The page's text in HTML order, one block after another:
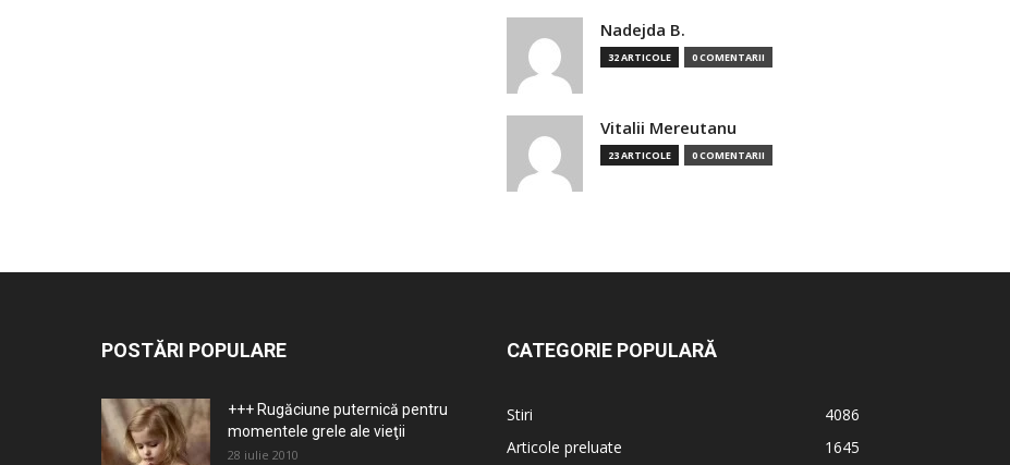
Nadejda B.
32 ARTICOLE 0 COMENTARII
Vitalii Mereutanu
23 ARTICOLE 0 COMENTARII
POSTĂRI POPULARE
+++ Rugăciune puternică pentru
momentele grele ale vieţii
28 iulie 2010
CATEGORIE POPULARĂ
Stiri
4086
Articole preluate
1645